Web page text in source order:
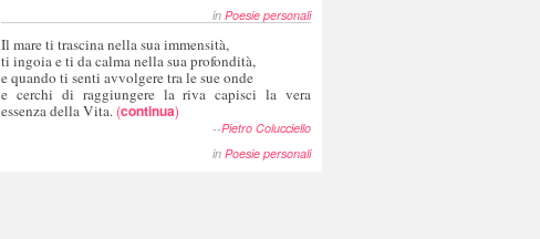
in Poesie personali
Il mare ti trascina nella sua immensità,
ti ingoia e ti da calma nella sua profondità,
e quando ti senti avvolgere tra le sue onde
e cerchi di raggiungere la riva capisci la vera
essenza della Vita. (continua)
--Pietro Colucciello
in Poesie personali